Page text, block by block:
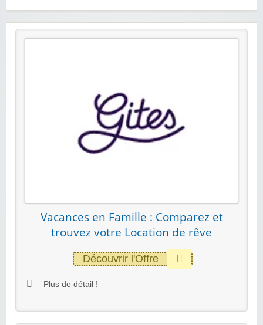
Vacances en Famille : Comparez et
trouvez votre Location de rêve
Découvrir l'Offre
Plus de détail !